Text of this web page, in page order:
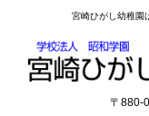
宮崎ひがし幼稚園
〒880-